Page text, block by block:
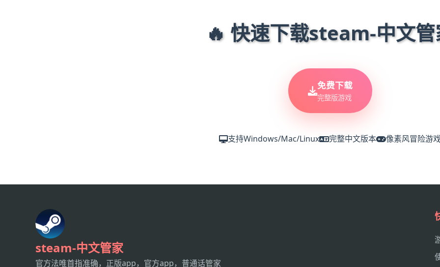
🔥 快速下载steam-中文
免费下载
完整版游戏
支持Windows/Mac/Linux 完整中文版本 像素风冒险游
steam-中文管家
官方法唯首指准确，正版app，官方app，普通话管家